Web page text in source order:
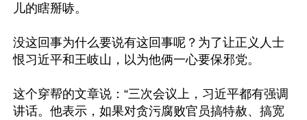
儿的瞎掰哧。
没这回事为什么要说有这回事呢？为了让正义人士
恨习近平和王岐山，以为他俩一心要保邪党。
这个穿帮的文章说：“三次会议上，习近平都有强调
讲话。他表示，如果对贪污腐败官员搞特赦、搞宽